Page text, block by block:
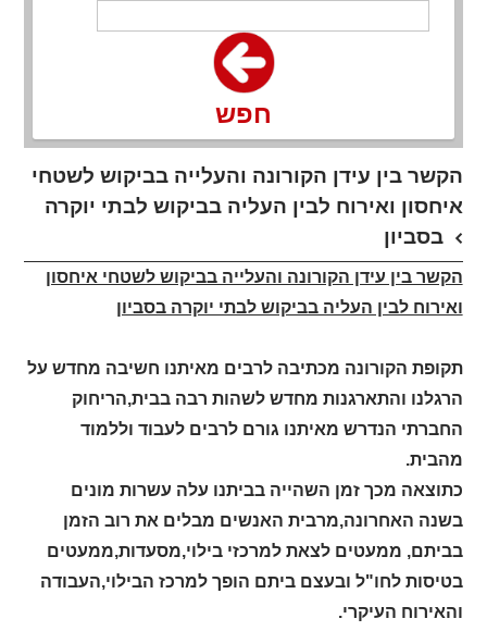
חפש
הקשר בין עידן הקורונה והעלייה בביקוש לשטחי
איחסון ואירוח לבין העליה בביקוש לבתי יוקרה
בסביון
הקשר בין עידן הקורונה והעלייה בביקוש לשטחי איחסון
ואירוח לבין העליה בביקוש לבתי יוקרה בסביון
תקופת הקורונה מכתיבה לרבים מאיתנו חשיבה מחדש על
הרגלנו והתארגנות מחדש לשהות רבה בבית,הריחוק
החברתי הנדרש מאיתנו גורם לרבים לעבוד וללמוד
מהבית.
כתוצאה מכך זמן השהייה בביתנו עלה עשרות מונים
בשנה האחרונה,מרבית האנשים מבלים את רוב הזמן
בביתם, ממעטים לצאת למרכזי בילוי,מסעדות,ממעטים
בטיסות לחו"ל ובעצם ביתם הופך למרכז הבילוי,העבודה
והאירוח העיקרי.